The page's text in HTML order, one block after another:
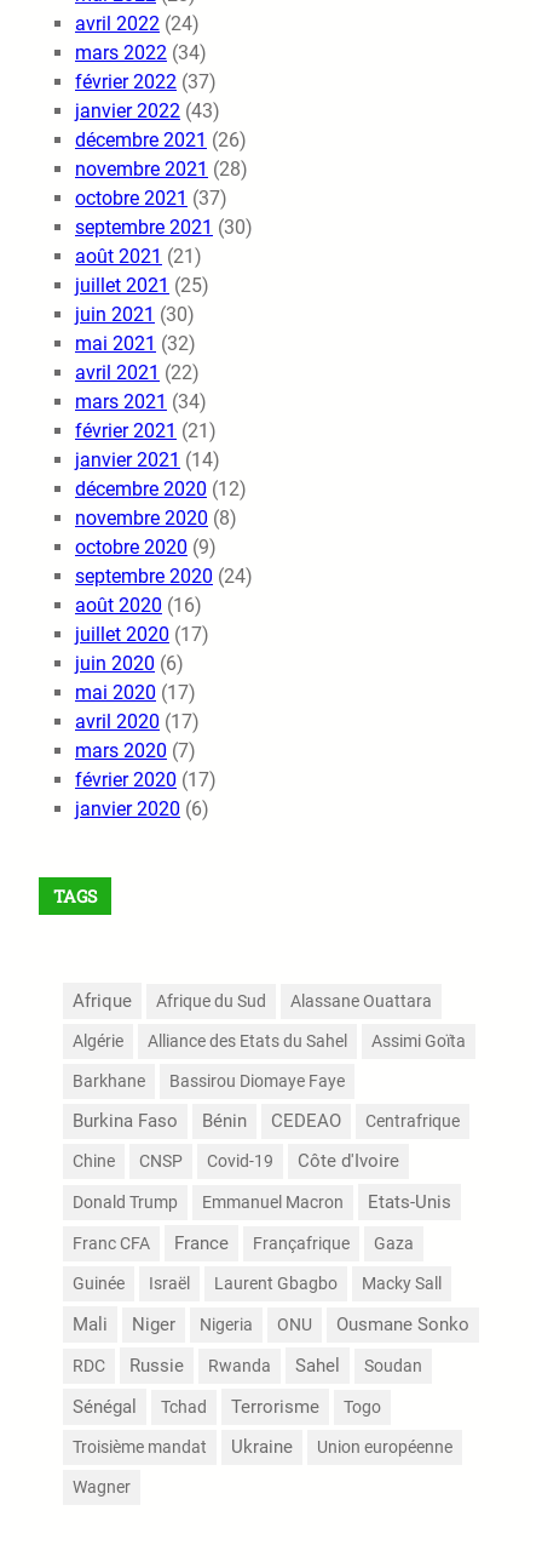
avril 2022 (24)
mars 2022 (34)
février 2022 (37)
janvier 2022 (43)
décembre 2021 (26)
novembre 2021 (28)
octobre 2021 (37)
septembre 2021 (30)
août 2021 (21)
juillet 2021 (25)
juin 2021 (30)
mai 2021 (32)
avril 2021 (22)
mars 2021 (34)
février 2021 (21)
janvier 2021 (14)
décembre 2020 (12)
novembre 2020 (8)
octobre 2020 (9)
septembre 2020 (24)
août 2020 (16)
juillet 2020 (17)
juin 2020 (6)
mai 2020 (17)
avril 2020 (17)
mars 2020 (7)
février 2020 (17)
janvier 2020 (6)
TAGS
Afrique Afrique du Sud Alassane Ouattara
Algérie Alliance des Etats du Sahel Assimi Goïta
Barkhane Bassirou Diomaye Faye
Burkina Faso Bénin CEDEAO Centrafrique
Chine CNSP Covid-19 Côte d'Ivoire
Donald Trump Emmanuel Macron Etats-Unis
Franc CFA France Françafrique Gaza
Guinée Israël Laurent Gbagbo Macky Sall
Mali Niger Nigeria ONU Ousmane Sonko
RDC Russie Rwanda Sahel Soudan
Sénégal Tchad Terrorisme Togo
Troisième mandat Ukraine Union européenne
Wagner